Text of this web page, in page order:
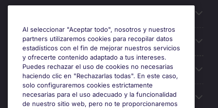
Búsqueda de empleo
Oficinas
Sobre Michael Page
Al seleccionar "Aceptar todo", nosotros y nuestros
partners utilizaremos cookies para recopilar datos
estadísticos con el fin de mejorar nuestros servicios
y ofrecerte contenido adaptado a tus intereses.
Puedes rechazar el uso de cookies no necesarias
haciendo clic en "Rechazarlas todas". En este caso,
solo configuraremos cookies estrictamente
necesarias para el uso adecuado y la funcionalidad
de nuestro sitio web, pero no te proporcionaremos